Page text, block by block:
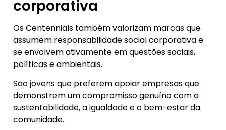
corporativa
Os Centennials também valorizam marcas que
assumem responsabilidade social corporativa e
se envolvem ativamente em questões sociais,
políticas e ambientais.
São jovens que preferem apoiar empresas que
demonstrem um compromisso genuíno com a
sustentabilidade, a igualdade e o bem-estar da
comunidade.